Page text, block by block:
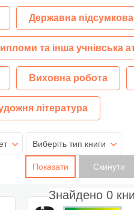
Державна підсумкова
та інша учнівська
Виховна робота
література
Виберіть тип книги
Показати
Знайдено 0